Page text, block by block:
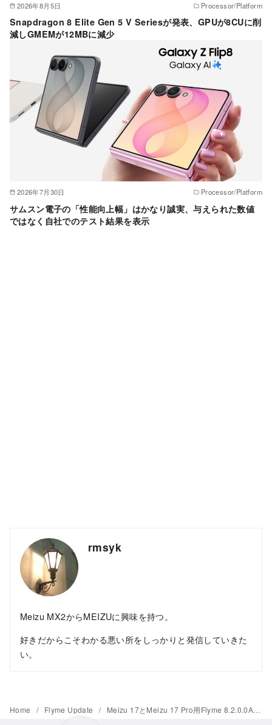
2026年8月5日 Processor/Platform
Snapdragon 8 Elite Gen 5 V Seriesが発表、GPUが8CUに削
減しGMEMが12MBに減少
2026年7月30日 Processor/Platform
サムスン電子の「性能向上幅」はかなり誠実、与えられた数値
ではなく自社でのテスト結果を表示
rmsyk
Meizu MX2からMEIZUに興味を持つ。
好きだからこそわかる悪い所をしっかりと発信していきた
い。
Home Flyme Update Meizu 17とMeizu 17 Pro用Flyme 8.2.0.0A Stableの取り下げは様々なバグが存在したことが理由